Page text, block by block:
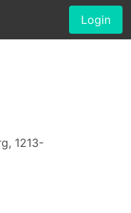
Login
1213-